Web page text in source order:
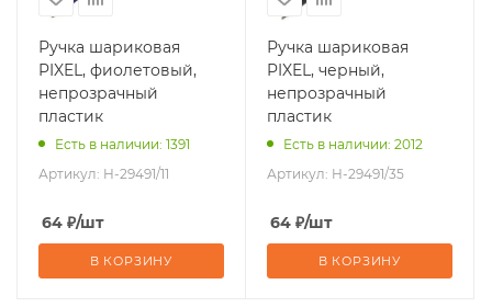
Ручка шариковая
PIXEL, фиолетовый,
непрозрачный
пластик
Есть в наличии: 1391
Артикул: H-29491/11
64 ₽/шт
В КОРЗИНУ
Ручка шариковая
PIXEL, черный,
непрозрачный
пластик
Есть в наличии: 2012
Артикул: H-29491/35
64 ₽/шт
В КОРЗИНУ